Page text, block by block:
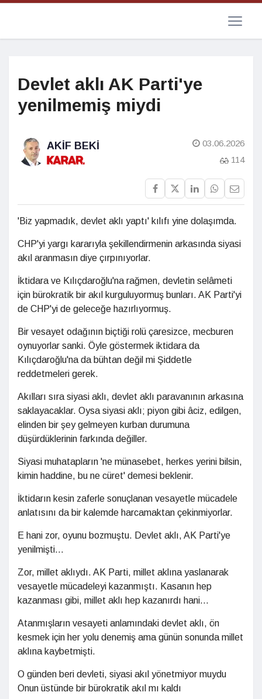
Devlet aklı AK Parti'ye
yenilmemiş miydi
AKIF BEKI
03.06.2026
114
'Biz yapmadık, devlet aklı yaptı' kılıfı yine dolaşımda.
CHP'yi yargı kararıyla şekillendirmenin arkasında siyasi
akıl aranmasın diye çırpınıyorlar.
İktidara ve Kılıçdaroğlu'na rağmen, devletin selâmeti
için bürokratik bir akıl kurguluyormuş bunları. AK Parti'yi
de CHP'yi de geleceğe hazırlıyormuş.
Bir vesayet odağının biçtiği rolü çaresizce, mecburen
oynuyorlar sanki. Öyle göstermek iktidara da
Kılıçdaroğlu'na da bühtan değil mi Şiddetle
reddetmeleri gerek.
Akılları sıra siyasi aklı, devlet aklı paravanının arkasına
saklayacaklar. Oysa siyasi aklı; piyon gibi âciz, edilgen,
elinden bir şey gelmeyen kurban durumuna
düşürdüklerinin farkında değiller.
Siyasi muhatapların 'ne münasebet, herkes yerini bilsin,
kimin haddine, bu ne cüret' demesi beklenir.
İktidarın kesin zaferle sonuçlanan vesayetle mücadele
anlatısını da bir kalemde harcamaktan çekinmiyorlar.
E hani zor, oyunu bozmuştu. Devlet aklı, AK Parti'ye
yenilmişti...
Zor, millet aklıydı. AK Parti, millet aklına yaslanarak
vesayetle mücadeleyi kazanmıştı. Kasanın hep
kazanması gibi, millet aklı hep kazanırdı hani...
Atanmışların vesayeti anlamındaki devlet aklı, ön
kesmek için her yolu denemiş ama günün sonunda millet
aklına kaybetmişti.
O günden beri devleti, siyasi akıl yönetmiyor muydu
Onun üstünde bir bürokratik akıl mı kaldı